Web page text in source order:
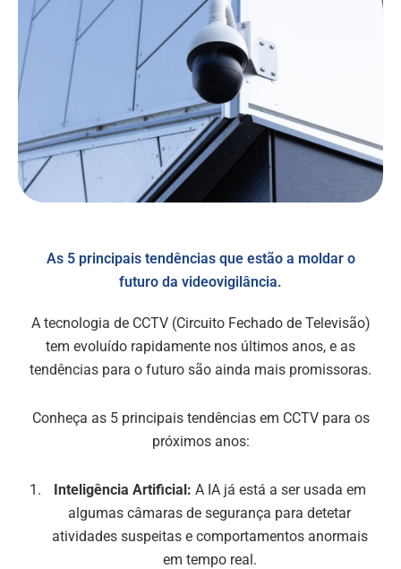
As 5 principais tendências que estão a moldar o
futuro da videovigilância.
A tecnologia de CCTV (Circuito Fechado de Televisão)
tem evoluído rapidamente nos últimos anos, e as
tendências para o futuro são ainda mais promissoras.
Conheça as 5 principais tendências em CCTV para os
próximos anos:
Inteligência Artificial: A IA já está a ser usada em
algumas câmaras de segurança para detetar
atividades suspeitas e comportamentos anormais
em tempo real.